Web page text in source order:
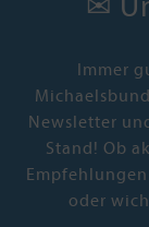
Immer
Newsletter
Stand! Ob
oder